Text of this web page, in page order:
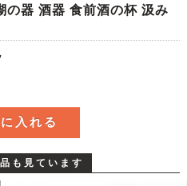
の器 酒器 食前酒の杯 汲み
も見ています